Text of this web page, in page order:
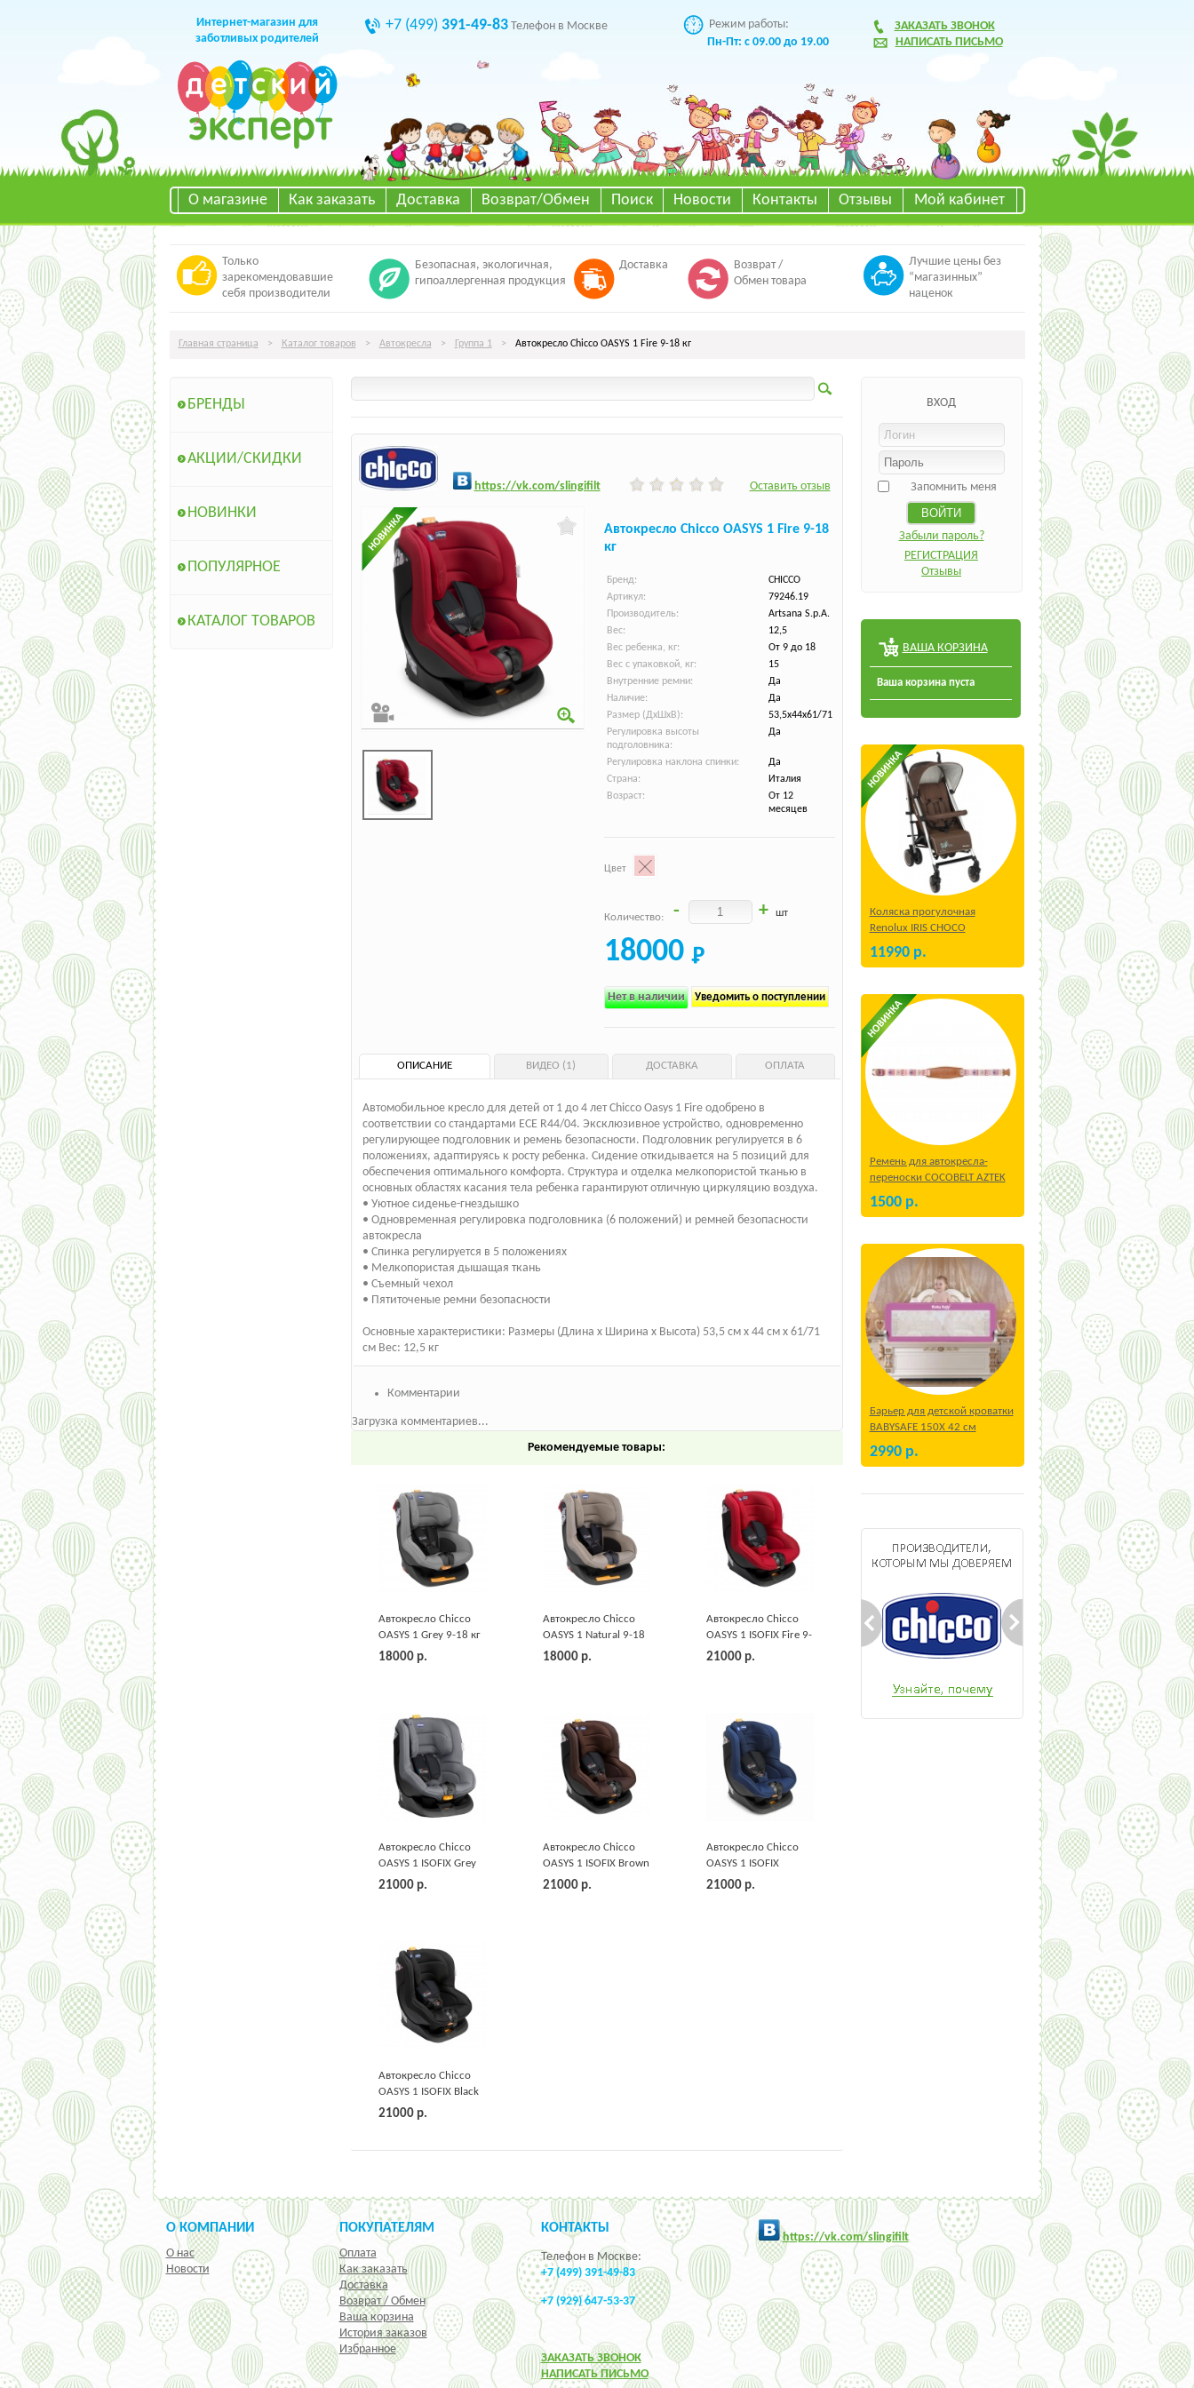
Интернет-магазин для
заботливых родителей
+7 (499) 391-49-83Телефон в Москве
Режим работы:
Пн-Пт: с 09.00 до 19.00
ЗАКАЗАТЬ ЗВОНОК
НАПИСАТЬ ПИСЬМО
О магазине Как заказать Доставка Возврат/Обмен Поиск Новости Контакты Отзывы Мой кабинет
Только
зарекомендовавшие
себя производители
Безопасная, экологичная,
гипоаллергенная продукция
Доставка
Возврат /
Обмен товара
Лучшие цены без
“магазинных”
наценок
Главная страница > Каталог товаров > Автокресла > Группа 1 > Автокресло Chicco OASYS 1 Fire 9-18 кг
БРЕНДЫ
АКЦИИ/СКИДКИ
НОВИНКИ
ПОПУЛЯРНОЕ
КАТАЛОГ ТОВАРОВ
https://vk.com/slingifilt Оставить отзыв
Автокресло Chicco OASYS 1 Fire 9-18
кг
Бренд:
CHICCO
Артикул:
79246.19
Производитель:
Artsana S.p.A.
Вес:
12,5
Вес ребенка, кг:
От 9 до 18
Вес с упаковкой, кг:
15
Внутренние ремни:
Да
Наличие:
Да
Размер (ДхШхВ):
53,5х44х61/71
Регулировка высоты
подголовника:
Да
Регулировка наклона спинки:
Да
Страна:
Италия
Возраст:
От 12
месяцев
Цвет
Количество: - + шт
18000
Нет в наличии Уведомить о поступлении
ОПИСАНИЕ ВИДЕО (1) ДОСТАВКА ОПЛАТА
Автомобильное кресло для детей от 1 до 4 лет Chicco Oasys 1 Fire одобрено в
соответствии со стандартами ECE R44/04. Эксклюзивное устройство, одновременно
регулирующее подголовник и ремень безопасности. Подголовник регулируется в 6
положениях, адаптируясь к росту ребенка. Сидение откидывается на 5 позиций для
обеспечения оптимального комфорта. Структура и отделка мелкопористой тканью в
основных областях касания тела ребенка гарантируют отличную циркуляцию воздуха.
• Уютное сиденье-гнездышко
• Одновременная регулировка подголовника (6 положений) и ремней безопасности
автокресла
• Спинка регулируется в 5 положениях
• Мелкопористая дышащая ткань
• Съемный чехол
• Пятиточеные ремни безопасности
Основные характеристики: Размеры (Длина х Ширина х Высота) 53,5 см х 44 см х 61/71
см Вес: 12,5 кг
Комментарии
Загрузка комментариев...
Рекомендуемые товары:
Автокресло Chicco
OASYS 1 Grey 9-18 кг
18000 р.
Автокресло Chicco
OASYS 1 Natural 9-18
кг
18000 р.
Автокресло Chicco
OASYS 1 ISOFIX Fire 9-
18 кг
21000 р.
Автокресло Chicco
OASYS 1 ISOFIX Grey
9-18 кг
21000 р.
Автокресло Chicco
OASYS 1 ISOFIX Brown
9-18 кг
21000 р.
Автокресло Chicco
OASYS 1 ISOFIX
Midnight 9-18 кг
21000 р.
Автокресло Chicco
OASYS 1 ISOFIX Black
9-18 кг
21000 р.
ВХОД
Запомнить меня
Забыли пароль?
РЕГИСТРАЦИЯ
Отзывы
ВАША КОРЗИНА
Ваша корзина пуста
Коляска прогулочная
Renolux IRIS CHOCO
11990 р.
Ремень для автокресла-
переноски COCOBELT AZTEK
1500 р.
Барьер для детской кроватки
BABYSAFE 150Х 42 см
Бежевый
2990 р.
О КОМПАНИИ
О нас
Новости
ПОКУПАТЕЛЯМ
Оплата
Как заказать
Доставка
Возврат / Обмен
Ваша корзина
История заказов
Избранное
КОНТАКТЫ
Телефон в Москве:
+7 (499) 391-49-83
+7 (929) 647-53-37
ЗАКАЗАТЬ ЗВОНОК
НАПИСАТЬ ПИСЬМО
https://vk.com/slingifilt